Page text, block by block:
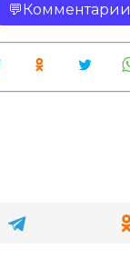
Комментарии